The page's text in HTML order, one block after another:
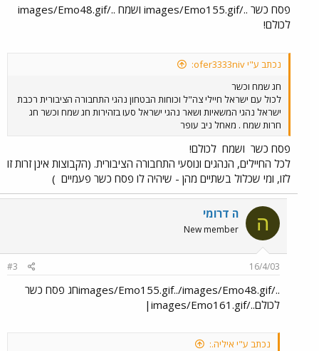
פסח כשר ../images/Emo155.gif ושמח ../images/Emo48.gif
לכולם!
נכתב ע"י ofer3333niv:
חג שמח וכשר
לכול עם ישראל חיילי צה"ל וכוחות הבטחון נהגי התחבורה הציבורית רכבת
ישראל נהגי המשאיות ושאר נהגי ישראל סעו בזהירות חג שמח וכשר חג
חרות שמח . מאחל ניב עופר
פסח כשר ושמח לכולם!
לכל החיילים, הנהגים ונוסעי התחבורה הציבורית. (הקבוצות אינן זרות זו
לזו, ומי שכלול בשתיים מהן - שיהיה לו פסח כשר פעמיים )
ה ה דרומי
New member
16/4/03
#3
../images/Emo155.gif../images/Emo48.gifחג פסח כשר
לכולם../images/Emo161.gif|
נכתב ע"י איליה.: